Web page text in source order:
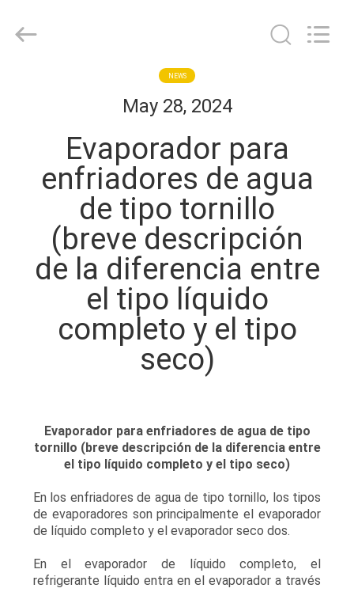
PRODUCTOS
SOBRE
NOSOTROS
VIAJE
FÁBRICA
CONTROL
CALIDAD
ÉNTRENOS
Equipment
NEWS
May 28, 2024
Evaporador para
enfriadores de agua
de tipo tornillo
(breve descripción
de la diferencia entre
el tipo líquido
completo y el tipo
seco)
Evaporador para enfriadores de agua de tipo
tornillo (breve descripción de la diferencia entre
el tipo líquido completo y el tipo seco)
En los enfriadores de agua de tipo tornillo, los tipos
de evaporadores son principalmente el evaporador
de líquido completo y el evaporador seco dos.
En el evaporador de líquido completo, el
refrigerante líquido entra en el evaporador a través